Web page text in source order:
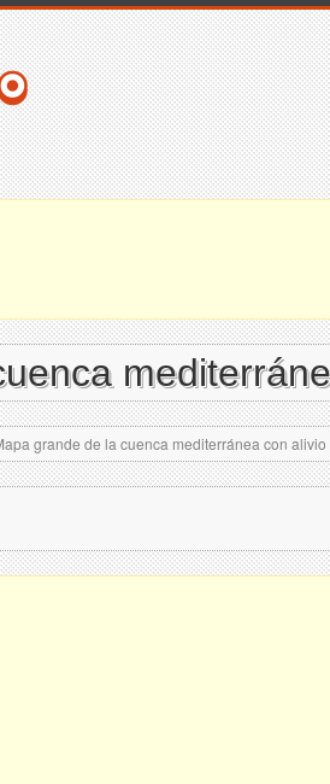
grande de la cuenca mediterránea con alivio